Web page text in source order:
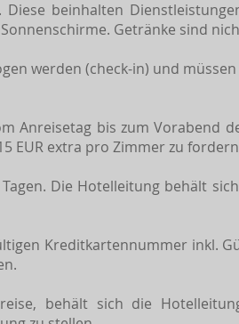
beinhalten
Getränke sind
werden (check-in) und
Anreisetag bis zum Vorabend
EUR extra pro Zimmer zu
Die Hotelleitung behält
Kreditkartennummer inkl.
behält sich die